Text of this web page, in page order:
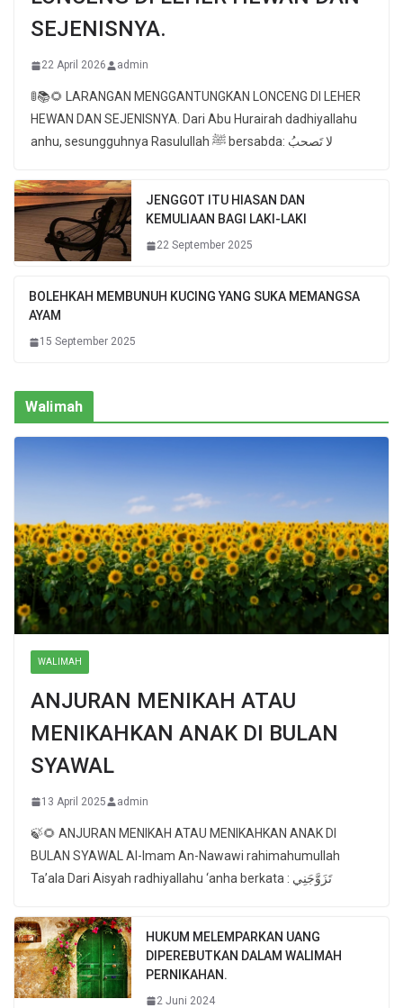
SEJENISNYA.
22 April 2026 admin
🚦📚🌻 LARANGAN MENGGANTUNGKAN LONCENG DI LEHER
HEWAN DAN SEJENISNYA. Dari Abu Hurairah dadhiyallahu
anhu, sesungguhnya Rasulullah ﷺ bersabda: لا تَصحبُ
JENGGOT ITU HIASAN DAN
KEMULIAAN BAGI LAKI-LAKI
22 September 2025
BOLEHKAH MEMBUNUH KUCING YANG SUKA MEMANGSA
AYAM
15 September 2025
Walimah
WALIMAH
ANJURAN MENIKAH ATAU
MENIKAHKAN ANAK DI BULAN
SYAWAL
13 April 2025 admin
🍃🌻 ANJURAN MENIKAH ATAU MENIKAHKAN ANAK DI
BULAN SYAWAL Al-Imam An-Nawawi rahimahumullah
Ta’ala Dari Aisyah radhiyallahu ‘anha berkata : تَزَوَّجَنِي
HUKUM MELEMPARKAN UANG
DIPEREBUTKAN DALAM WALIMAH
PERNIKAHAN.
2 Juni 2024